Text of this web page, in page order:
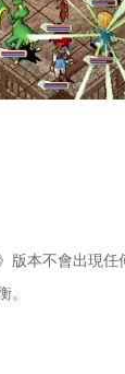
本不會出現任
。